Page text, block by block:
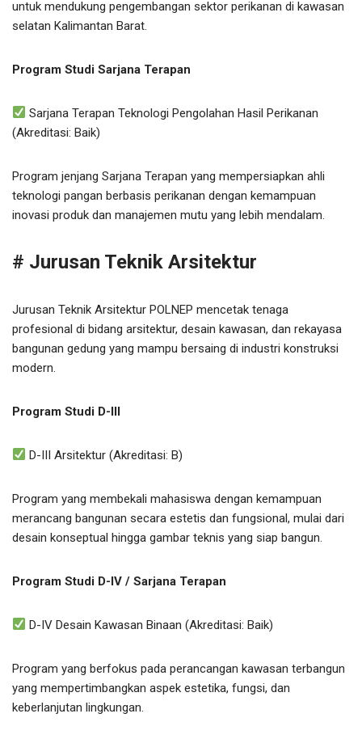
untuk mendukung pengembangan sektor perikanan di kawasan
selatan Kalimantan Barat.
Program Studi Sarjana Terapan
Sarjana Terapan Teknologi Pengolahan Hasil Perikanan
(Akreditasi: Baik)
Program jenjang Sarjana Terapan yang mempersiapkan ahli
teknologi pangan berbasis perikanan dengan kemampuan
inovasi produk dan manajemen mutu yang lebih mendalam.
# Jurusan Teknik Arsitektur
Jurusan Teknik Arsitektur POLNEP mencetak tenaga
profesional di bidang arsitektur, desain kawasan, dan rekayasa
bangunan gedung yang mampu bersaing di industri konstruksi
modern.
Program Studi D-III
D-III Arsitektur (Akreditasi: B)
Program yang membekali mahasiswa dengan kemampuan
merancang bangunan secara estetis dan fungsional, mulai dari
desain konseptual hingga gambar teknis yang siap bangun.
Program Studi D-IV / Sarjana Terapan
D-IV Desain Kawasan Binaan (Akreditasi: Baik)
Program yang berfokus pada perancangan kawasan terbangun
yang mempertimbangkan aspek estetika, fungsi, dan
keberlanjutan lingkungan.